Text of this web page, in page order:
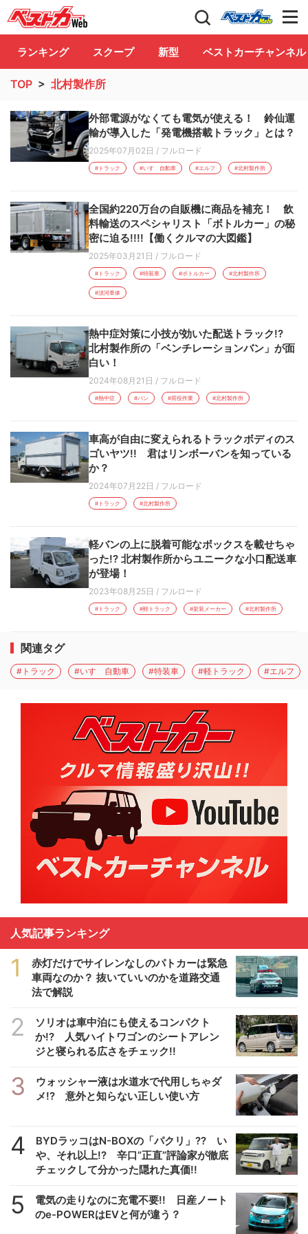
自動車情報誌「ベストカー」 Club
ランキング スクープ 新型 ベストカーチャンネル
TOP > 北村製作所
外部電源がなくても電気が使える！ 鈴仙運
輸が導入した「発電機搭載トラック」とは？
2025年07月02日 / フルロード
#トラック #いすゞ自動車 #エルフ #北村製作所
全国約220万台の自販機に商品を補充！ 飲
料輸送のスペシャリスト「ボトルカー」の秘
密に迫る!!!!【働くクルマの大図鑑】
2025年03月21日 / フルロード
#トラック #特装車 #ボトルカー #北村製作所
#須河車体
熱中症対策に小技が効いた配送トラック!?
北村製作所の「ベンチレーションバン」が面
白い！
2024年08月21日 / フルロード
#熱中症 #バン #荷役作業 #北村製作所
車高が自由に変えられるトラックボディのス
ゴいヤツ!! 君はリンボーバンを知っている
か？
2024年07月22日 / フルロード
#トラック #北村製作所
軽バンの上に脱着可能なボックスを載せちゃ
った!? 北村製作所からユニークな小口配送車
が登場！
2023年08月25日 / フルロード
#トラック #軽トラック #架装メーカー #北村製作所
関連タグ
#トラック #いすゞ自動車 #特装車 #軽トラック #エルフ
人気記事ランキング
1
赤灯だけでサイレンなしのパトカーは緊急
車両なのか？ 抜いていいのかを道路交通
法で解説
2
ソリオは車中泊にも使えるコンパクト
か!? 人気ハイトワゴンのシートアレン
ジと寝られる広さをチェック!!
3
ウォッシャー液は水道水で代用しちゃダ
メ!? 意外と知らない正しい使い方
4
BYDラッコはN-BOXの「パクリ」?? い
や、それ以上!? 辛口”正直”評論家が徹底
チェックして分かった隠れた真価!!
5
電気の走りなのに充電不要!! 日産ノート
のe-POWERはEVと何が違う？